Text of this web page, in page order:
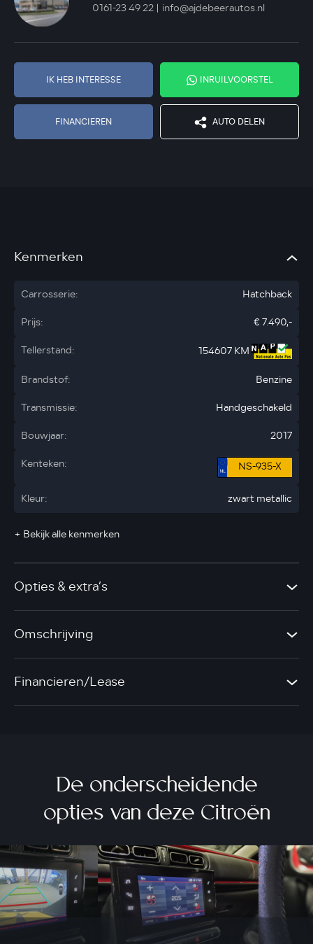
0161-23 49 22
info@ajdebeerautos.nl
IK HEB INTERESSE INRUILVOORSTEL
FINANCIEREN AUTO DELEN
Kenmerken
Carrosserie:
Hatchback
Prijs:
€ 7.490,-
Tellerstand:
154607 KM
Brandstof:
Benzine
Transmissie:
Handgeschakeld
Bouwjaar:
2017
Kenteken:
NS-935-X
Kleur: zwart metallic
+ Bekijk alle kenmerken
Opties & extra’s
Omschrijving
Financieren/Lease
De onderscheidende
opties van deze Citroën